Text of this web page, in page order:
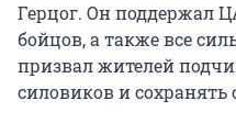
Герцог. Он поддержал
бойцов, а также все
призвал жителей
силовиков и сохранять